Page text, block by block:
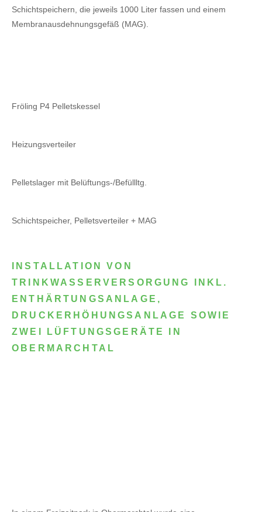
Schichtspeichern, die jeweils 1000 Liter fassen und einem
Membranausdehnungsgefäß (MAG).
Fröling P4 Pelletskessel
Heizungsverteiler
Pelletslager mit Belüftungs-/Befüllltg.
Schichtspeicher, Pelletsverteiler + MAG
INSTALLATION VON
TRINKWASSERVERSORGUNG INKL.
ENTHÄRTUNGSANLAGE,
DRUCKERHÖHUNGSANLAGE SOWIE
ZWEI LÜFTUNGSGERÄTE IN
OBERMARCHTAL